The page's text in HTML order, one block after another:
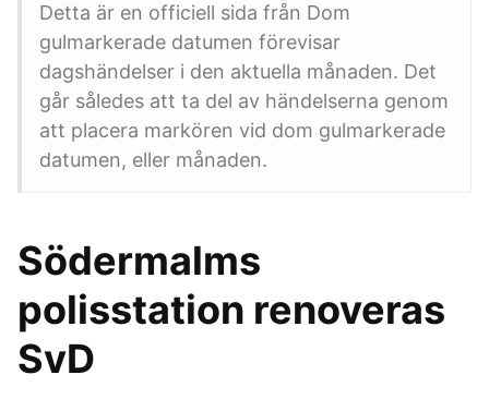
Detta är en officiell sida från Dom
gulmarkerade datumen förevisar
dagshändelser i den aktuella månaden. Det
går således att ta del av händelserna genom
att placera markören vid dom gulmarkerade
datumen, eller månaden.
Södermalms
polisstation renoveras
SvD